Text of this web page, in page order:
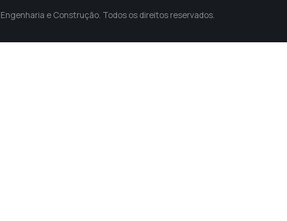
e Construção. Todos os direitos reservados.